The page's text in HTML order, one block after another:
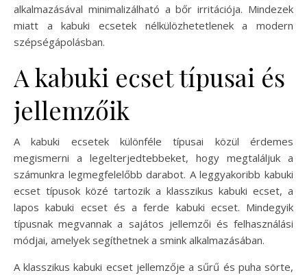
alkalmazásával minimalizálható a bőr irritációja. Mindezek
miatt a kabuki ecsetek nélkülözhetetlenek a modern
szépségápolásban.
A kabuki ecset típusai és
jellemzőik
A kabuki ecsetek különféle típusai közül érdemes
megismerni a legelterjedtebbeket, hogy megtaláljuk a
számunkra legmegfelelőbb darabot. A leggyakoribb kabuki
ecset típusok közé tartozik a klasszikus kabuki ecset, a
lapos kabuki ecset és a ferde kabuki ecset. Mindegyik
típusnak megvannak a sajátos jellemzői és felhasználási
módjai, amelyek segíthetnek a smink alkalmazásában.
A klasszikus kabuki ecset jellemzője a sűrű és puha sörte,